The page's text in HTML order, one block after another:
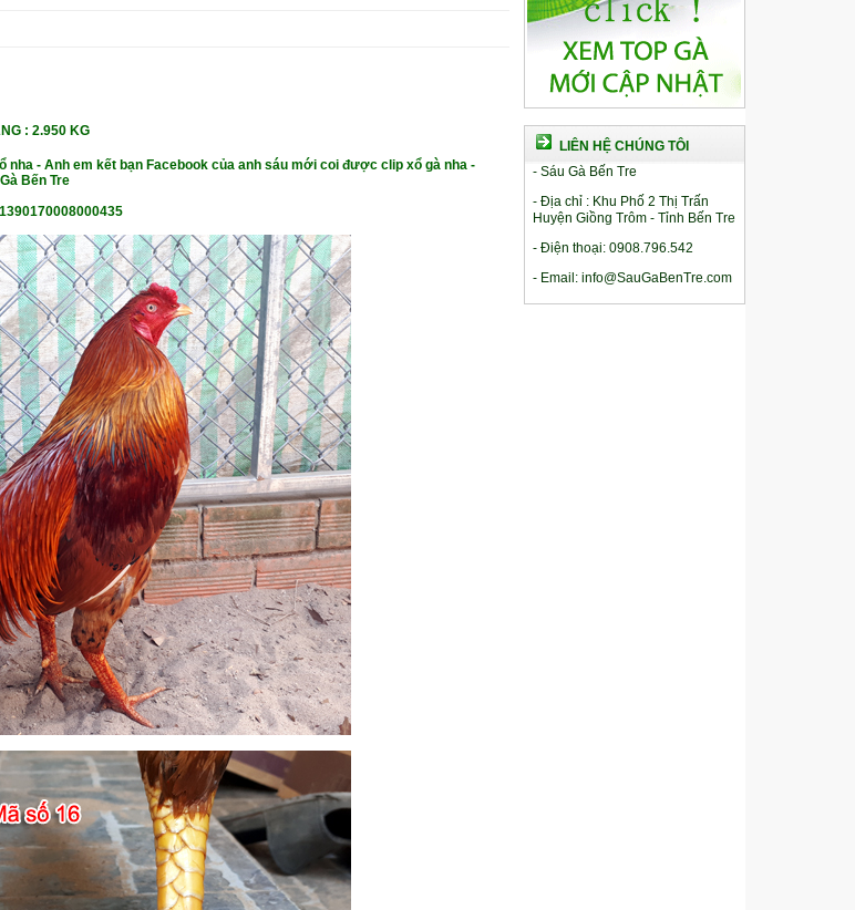
NG : 2.950 KG
nha - Anh em kết bạn Facebook của anh sáu mới coi được clip xổ gà nha -
Bến Tre
LIÊN HỆ CHÚNG TÔI
- Sáu Gà Bến Tre
- Địa chỉ : Khu Phố 2 Thị Trấn
Huyện Giồng Trôm - Tỉnh Bến Tre
- Điện thoại: 0908.796.542
- Email: info@SauGaBenTre.com